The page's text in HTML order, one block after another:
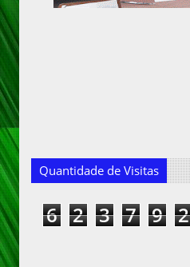
Quantidade de Visitas
6 2 3 7 9 2